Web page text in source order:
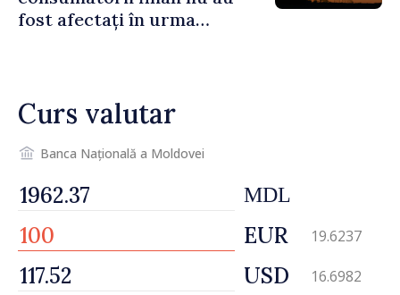
fost afectați în urma
regim prioritar
Curs valutar
Banca Națională a Moldovei
MDL
EUR 19.6237
USD 16.6982